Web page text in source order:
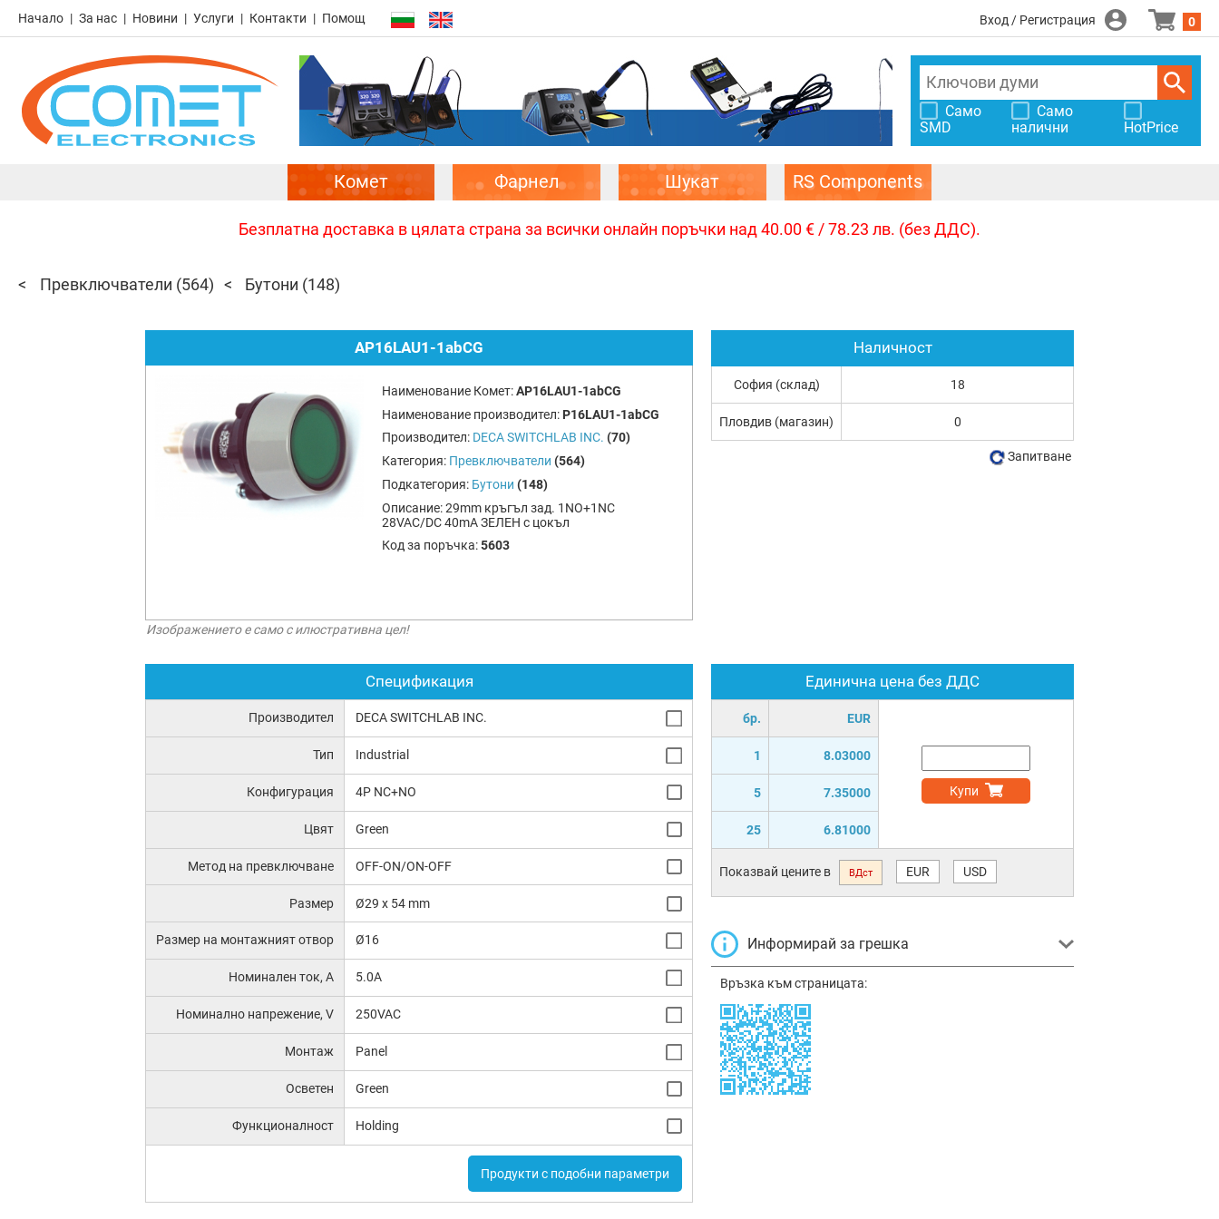
Начало За нас Новини Услуги Контакти Помощ Вход / Регистрация 0
Само
SMD
Само
налични
HotPrice
Комет Фарнел Шукат RS Components
Безплатна доставка в цялата страна за всички онлайн поръчки над 40.00 € / 78.23 лв. (без ДДС).
Превключватели (564) Бутони (148)
AP16LAU1-1abCG
Наименование Комет:AP16LAU1-1abCG
Наименование производител: P16LAU1-1abCG
Производител: DECA SWITCHLAB INC. (70)
Категория: Превключватели (564)
Подкатегория: Бутони (148)
Описание:29mm кръгъл зад. 1NO+1NC
28VAC/DC 40mA ЗЕЛЕН с цокъл
Код за поръчка:5603
Изображението е само с илюстративна цел!
Спецификация
Производител DECA SWITCHLAB INC.
Тип Industrial
Конфигурация 4P NC+NO
Цвят Green
Метод на превключване OFF-ON/ON-OFF
Размер Ø29 x 54 mm
Размер на монтажният отвор Ø16
Номинален ток, А 5.0A
Номинално напрежение, V 250VAC
Монтаж Panel
Осветен Green
Функционалност Holding
Продукти с подобни параметри
Единична цена без ДДС
бр. EUR
1 8.03000
5 7.35000
25 6.81000
Купи
Показвай цените в ВДст EUR USD
Информирай за грешка
Връзка към страницата:
Наличност
София (склад) 18
Пловдив (магазин) 0
Запитване